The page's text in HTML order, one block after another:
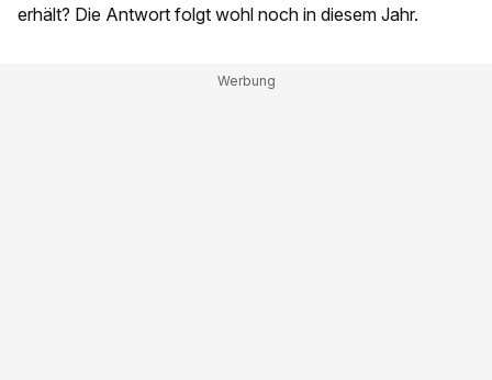
erhält? Die Antwort folgt wohl noch in diesem Jahr.